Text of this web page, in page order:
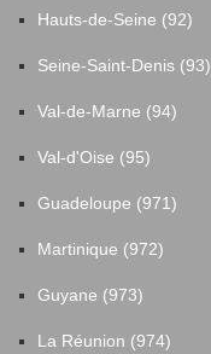
Hauts-de-Seine (92)
Seine-Saint-Denis (93)
Val-de-Marne (94)
Val-d'Oise (95)
Guadeloupe (971)
Martinique (972)
Guyane (973)
La Réunion (974)